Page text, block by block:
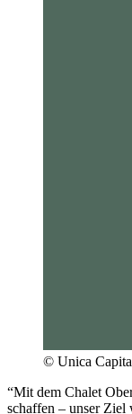
© Unica
“Mit dem Chalet
schaffen – unser Ziel